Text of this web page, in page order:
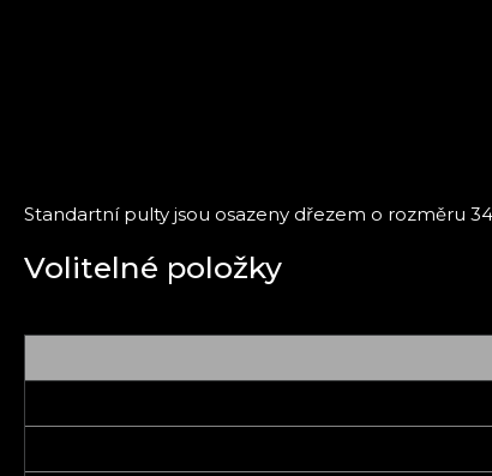
Standartní pulty jsou osazeny dřezem o rozměru
Volitelné položky